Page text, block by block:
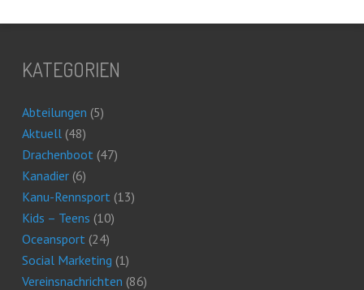
KATEGORIEN
Abteilungen (5)
Aktuell (48)
Drachenboot (47)
Kanadier(6)
Kanu-Rennsport (13)
Kids – Teens (10)
Oceansport (24)
Social Marketing (1)
Vereinsnachrichten (86)